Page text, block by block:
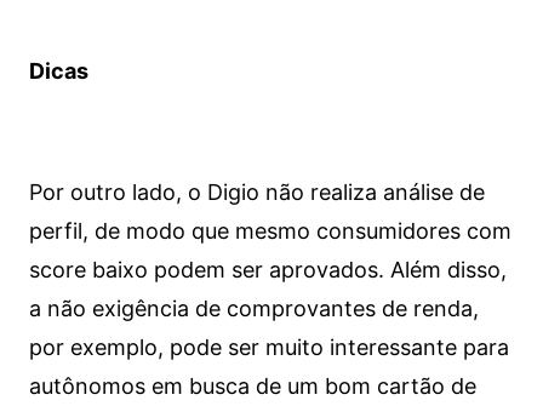
Dicas
Por outro lado, o Digio não realiza análise de
perfil, de modo que mesmo consumidores com
score baixo podem ser aprovados. Além disso,
a não exigência de comprovantes de renda,
por exemplo, pode ser muito interessante para
autônomos em busca de um bom cartão de